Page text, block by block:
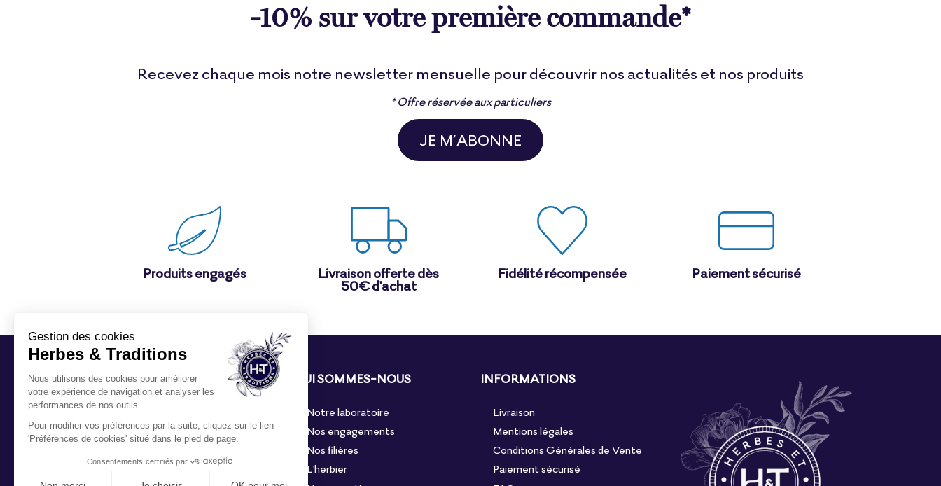
-10% sur votre première commande*
Recevez chaque mois notre newsletter mensuelle pour découvrir nos actualités et nos produits
* Offre réservée aux particuliers
JE M’ABONNE
Produits engagés Livraison offerte dès
50€ d'achat
Fidélité récompensée Paiement sécurisé
CONTACT
Formulaire de contact
03 28 04 65 25
Nous trouver
QUI SOMMES-NOUS
Notre laboratoire
Nos engagements
Nos filières
L'herbier
INFORMATIONS
Livraison
Mentions légales
Conditions Générales de Vente
Paiement sécurisé